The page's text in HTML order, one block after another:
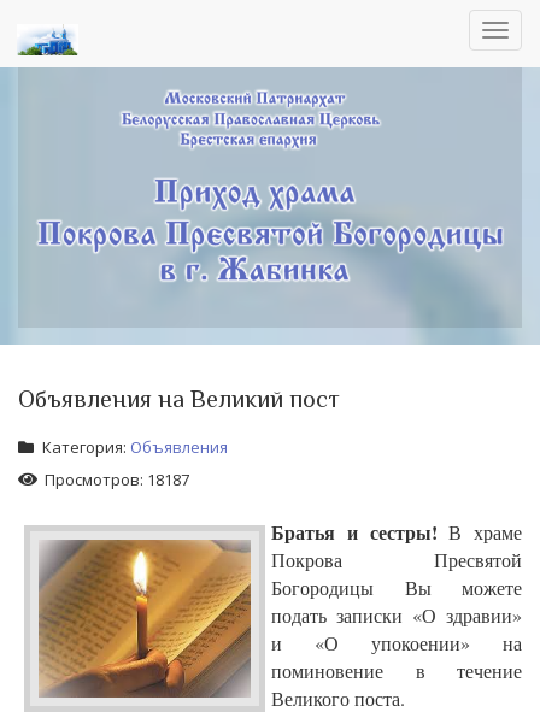
Объявления на Великий пост
Категория: Объявления
Просмотров: 18187
Братья и сестры!В храме
Покрова Пресвятой
Богородицы Вы можете
подать записки «О здравии»
и «О упокоении» на
поминовение в течение
Великого поста.